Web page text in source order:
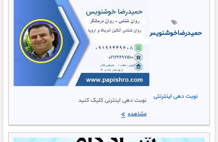
مجازی
سازگار
روان
شناس
نوبت دهی اینترنتی
حمیدرضاخوشنویس
نوبت دهی اینترنی کلیک کنید
مشاهدهنوبت
اینترنتی